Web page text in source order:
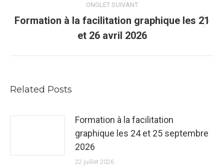
ONGLET SUIVANT
Onglet
suivant
Formation à la facilitation graphique les 21
et 26 avril 2026
Related Posts
Formation à la facilitation
graphique les 24 et 25 septembre
2026
22 juillet 2026